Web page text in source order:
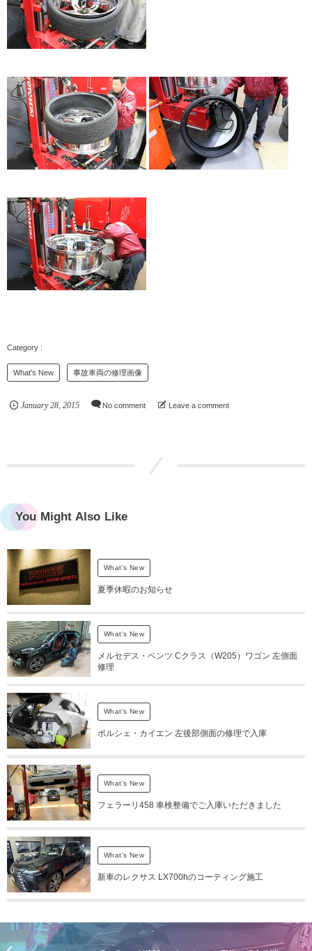
What's New 事故車両の修理画像
January 28, 2015 No comment Leave a comment
You Might Also Like
What's New
夏季休暇のお知らせ
What's New
メルセデス・ベンツ Cクラス（W205）ワゴン 左側面
修理
What's New
ポルシェ・カイエン 左後部側面の修理で入庫
What's New
フェラーリ458 車検整備でご入庫いただきました
What's New
新車のレクサス LX700hのコーティング施工